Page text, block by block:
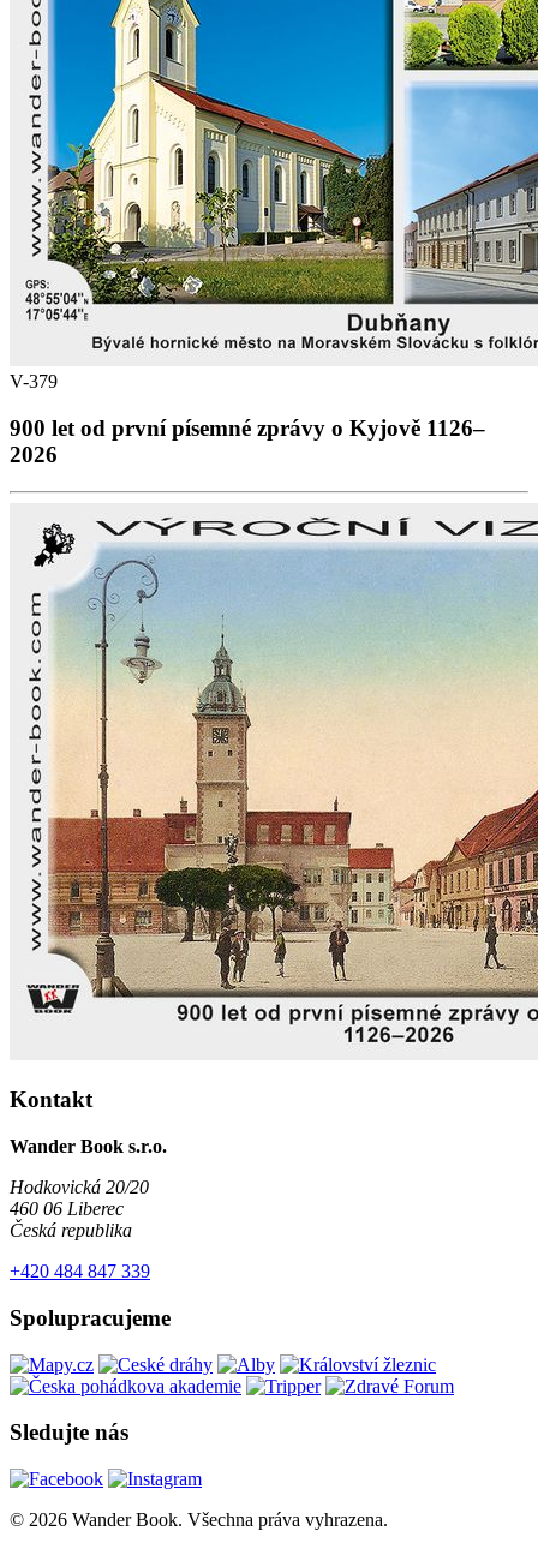
V-379
900 let od první písemné zprávy o Kyjově 1126–
2026
Kontakt
Wander Book s.r.o.
Hodkovická 20/20
460 06 Liberec
Česká republika
+420 484 847 339
Spolupracujeme
Sledujte nás
© 2026 Wander Book. Všechna práva vyhrazena.